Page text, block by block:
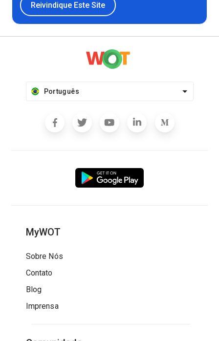
Reivindique Este Site
Português
MyWOT
Sobre Nós
Contato
Blog
Imprensa